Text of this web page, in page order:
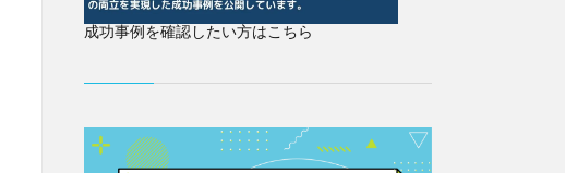
成功事例を確認したい方はこちら